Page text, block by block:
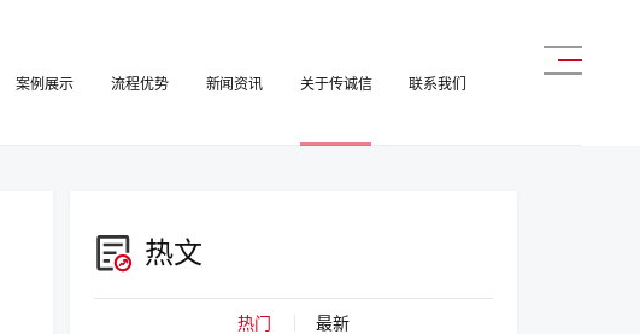
案例展示 流程优势 新闻资讯 关于传诚信 联系我们
热文
热门 最新